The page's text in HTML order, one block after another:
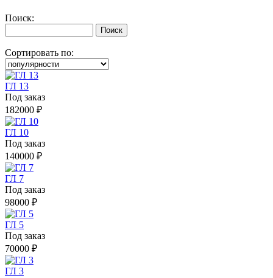
Поиск:
Сортировать по:
ГЛ 13
Под заказ
182000 ₽
ГЛ 10
Под заказ
140000 ₽
ГЛ 7
Под заказ
98000 ₽
ГЛ 5
Под заказ
70000 ₽
ГЛ 3